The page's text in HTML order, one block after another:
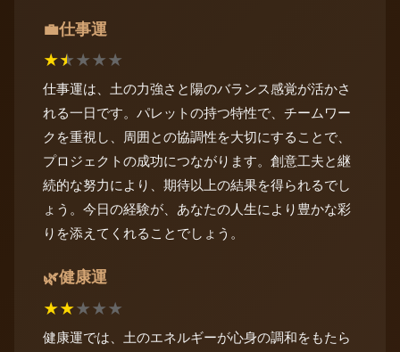
💼仕事運
★★★★★
仕事運は、土の力強さと陽のバランス感覚が活かさ
れる一日です。パレットの持つ特性で、チームワー
クを重視し、周囲との協調性を大切にすることで、
プロジェクトの成功につながります。創意工夫と継
続的な努力により、期待以上の結果を得られるでし
ょう。今日の経験が、あなたの人生により豊かな彩
りを添えてくれることでしょう。
🌿健康運
★★★★★
健康運では、土のエネルギーが心身の調和をもたら